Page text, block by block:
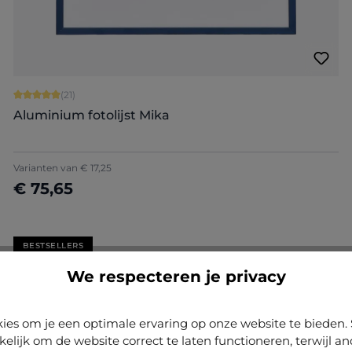
Gemiddelde waardering van 5 van 5 sterren
(21)
Aluminium fotolijst Mika
Varianten van € 17,25
€ 75,65
Nu configureren
BESTSELLERS
Gemiddelde waardering van 5 van 5 sterren
(21)
Aluminium fotolijst Mika
+ 2
Varianten van € 17,25
We respecteren je privacy
om je een optimale ervaring op onze website te bieden.
om de website correct te laten functioneren, terwijl